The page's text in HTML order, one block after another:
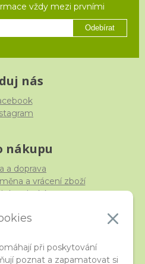
při poskytování
poznat a zapamatovat si
vždy mezi prvními
Odebírat
nás
nákupu
a doprava
a vrácení zboží
podmínky